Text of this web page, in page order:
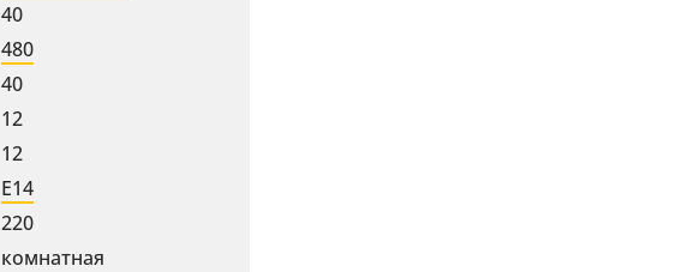
40
480
40
12
12
E14
220
комнатная